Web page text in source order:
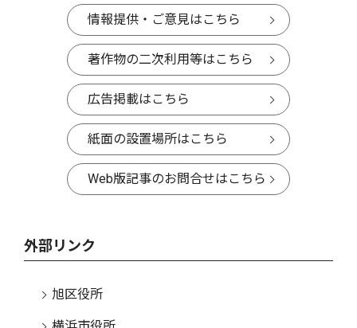
情報提供・ご意見はこちら
著作物の二次利用等はこちら
広告掲載はこちら
紙面の設置場所はこちら
Web版記事のお問合せはこちら
外部リンク
旭区役所